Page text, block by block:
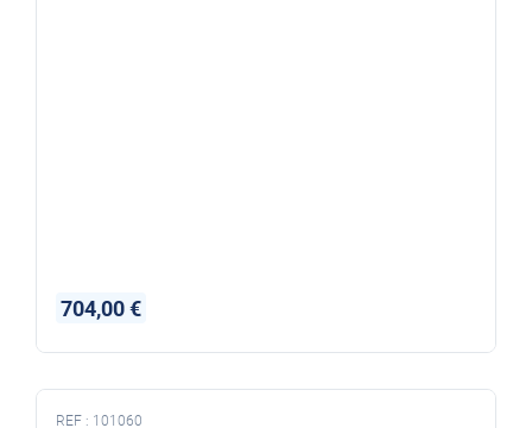
704,00 €
REF : 101060